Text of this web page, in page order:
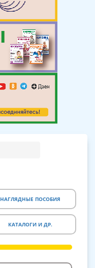
НАГЛЯДНЫЕ ПОСОБИЯ
КАТАЛОГИ И ДР.